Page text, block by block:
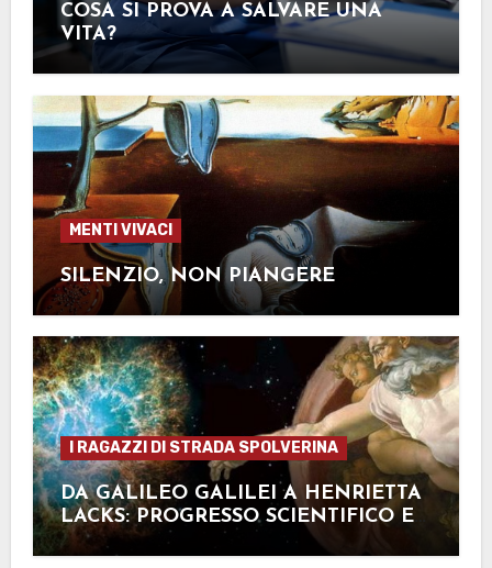
COSA SI PROVA A SALVARE UNA
VITA?
MENTI VIVACI
SILENZIO, NON PIANGERE
I RAGAZZI DI STRADA SPOLVERINA
DA GALILEO GALILEI A HENRIETTA
LACKS: PROGRESSO SCIENTIFICO ED
ETICA NELLA RICERCA MEDICA